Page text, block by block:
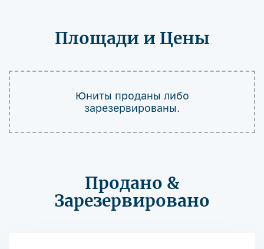
Площади и Цены
Юниты проданы либо
зарезервированы.
Продано &
Зарезервировано